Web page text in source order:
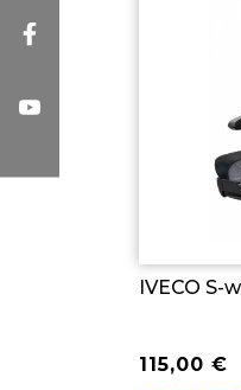
IVECO S-
115,00€